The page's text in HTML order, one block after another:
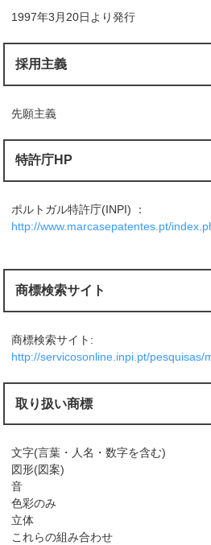
1997年3月20日より発行
採用主義
先願主義
特許庁HP
ポルトガル特許庁(INPI) ：
http://www.marcasepatentes.pt/
商標検索サイト
商標検索サイト:
http://servicosonline.inpi.pt/pesquisas/
取り扱い商標
文字(言葉・人名・数字を含む)
図形(図案)
音
色彩のみ
立体
これらの組み合わせ